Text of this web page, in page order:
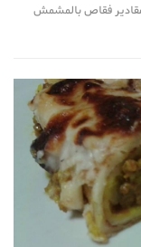
فقاص بالمشمش